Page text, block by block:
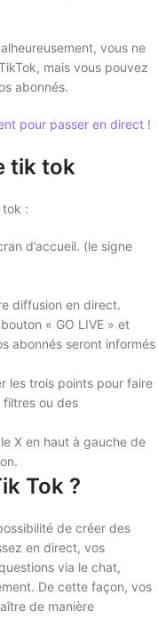
vous ne
mais vous pouvez
abonnés.
pour passer en direct !
tik tok
:
d’accueil. (le signe
diffusion en direct.
« GO LIVE » et
abonnés seront informés
les trois points pour faire
ou des
X en haut à gauche de
Tok ?
de créer des
en direct, vos
via le chat,
De cette façon, vos
de manière